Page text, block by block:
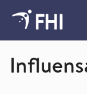
Sesonginfluensa